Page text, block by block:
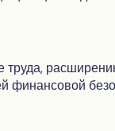
финансовой